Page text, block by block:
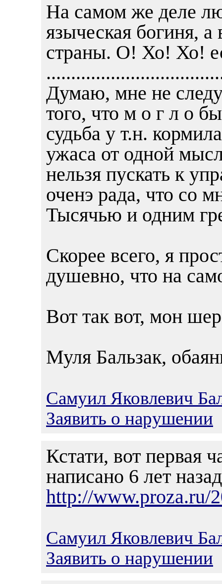
На самом же деле
языческая богиня, а
страны. О! Хо! Хо!
Думаю, мне не
того, что м о г л о
судьба у т.н.
ужаса от одной
нельзя пускать к
оченэ рада, что со
Тысячью и одним
Скорее всего, я
душевно, что на
Вот так вот, мон
Муля Бальзак,
Самуил Яковлевич
Заявить о нарушении
Кстати, вот первая
написано 6 лет
http://www.proza.ru/
Самуил Яковлевич
Заявить о нарушении